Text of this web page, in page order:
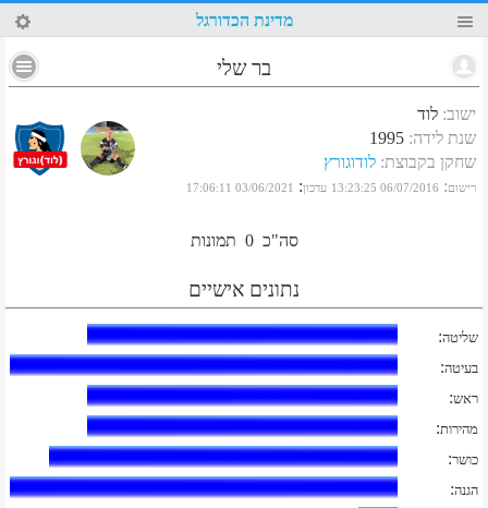
51 מדינת הכדורגל
בר שלי
ישוב: לוד
שנת לידה:
1995
שחקן בקבוצת: לודוגורץ
רישום:
06/07/2016 13:23:25 עדכון:
03/06/2021 17:06:11
סה"כ 0 תמונות
נתונים אישיים
שליטה:
בעיטה:
ראש:
מהירות:
כושר:
הגנה: